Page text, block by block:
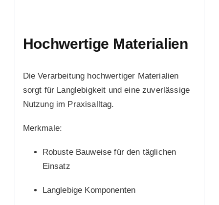
Hochwertige Materialien
Die Verarbeitung hochwertiger Materialien
sorgt für Langlebigkeit und eine zuverlässige
Nutzung im Praxisalltag.
Merkmale:
Robuste Bauweise für den täglichen
Einsatz
Langlebige Komponenten